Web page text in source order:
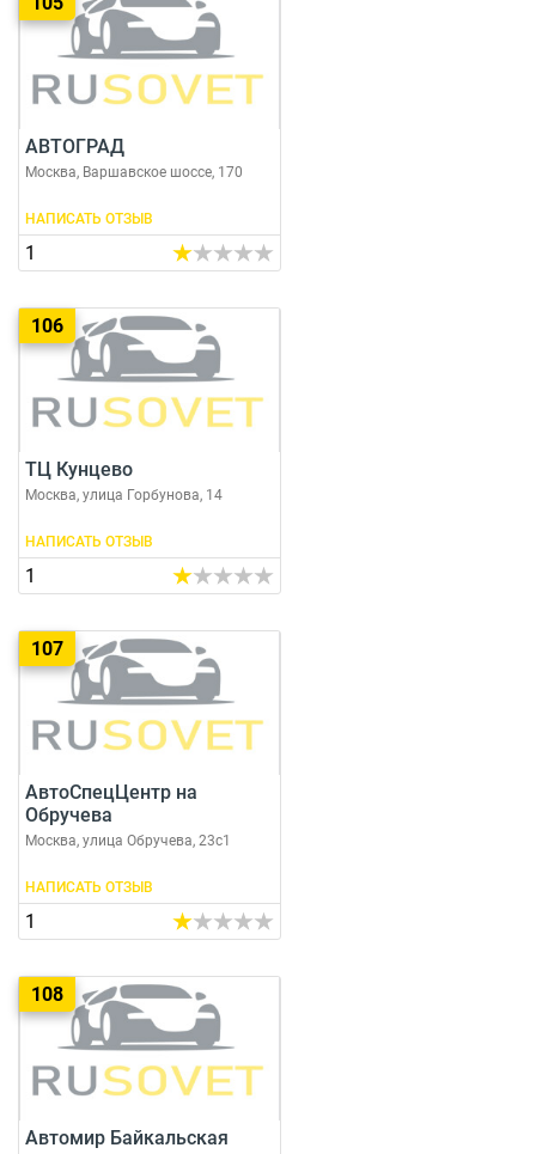
АВТОГРАД
Москва, Варшавское шоссе, 170
НАПИСАТЬ ОТЗЫВ
1
106
ТЦ Кунцево
Москва, улица Горбунова, 14
НАПИСАТЬ ОТЗЫВ
1
107
АвтоСпецЦентр на
Обручева
Москва, улица Обручева, 23с1
НАПИСАТЬ ОТЗЫВ
1
108
Автомир Байкальская